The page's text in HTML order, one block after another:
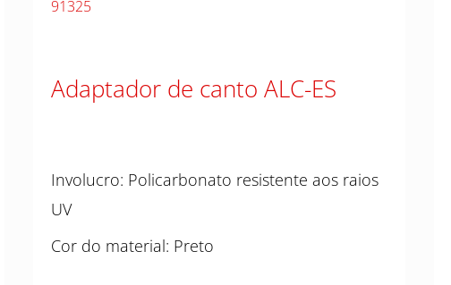
91325
Adaptador de canto ALC-ES
Involucro: Policarbonato resistente aos raios
UV
Cor do material: Preto